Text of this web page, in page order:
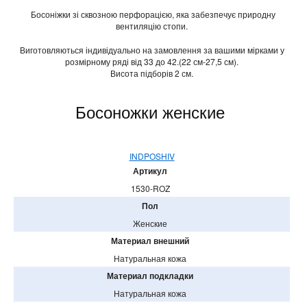
Босоніжки зі сквозною перфорацією, яка забезпечує природну
вентиляцію стопи.
Виготовляються індивідуально на замовлення за вашими мірками у
розмірному ряді від 33 до 42.(22 см-27,5 см).
Висота підборів 2 см.
Босоножки женские
INDPOSHIV
Артикул
1530-ROZ
Пол
Женские
Материал внешний
Натуральная кожа
Материал подкладки
Натуральная кожа